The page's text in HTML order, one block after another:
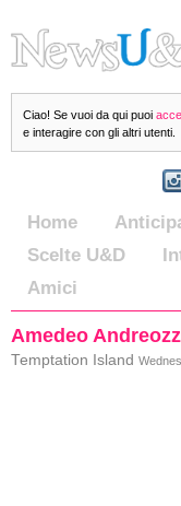
Ciao! Se vuoi da qui puoi
e interagire con gli altri utenti.
Home
Scelte U&D
Amici
Amedeo
Temptation Island